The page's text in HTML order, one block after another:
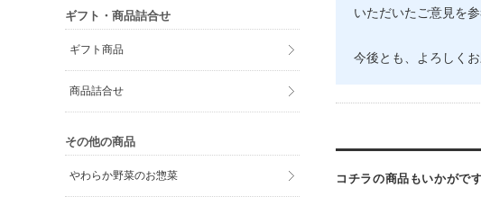
いただいたご意見を
今後とも、よろしく
コチラの商品もいかがで
ギフト・商品詰合せ
ギフト商品
商品詰合せ
その他の商品
やわらか野菜のお惣菜